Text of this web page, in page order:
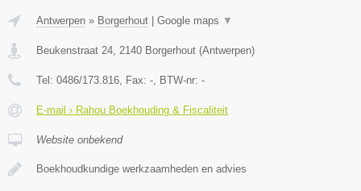
Antwerpen » Borgerhout | Google maps ▼
Beukenstraat 24 2140 Borgerhout (Antwerpen)
Tel: 0486/173.816 , Fax: - , BTW-nr: -
E-mail › Rahou Boekhouding & Fiscaliteit
Website onbekend
Boekhoudkundige werkzaamheden en advies